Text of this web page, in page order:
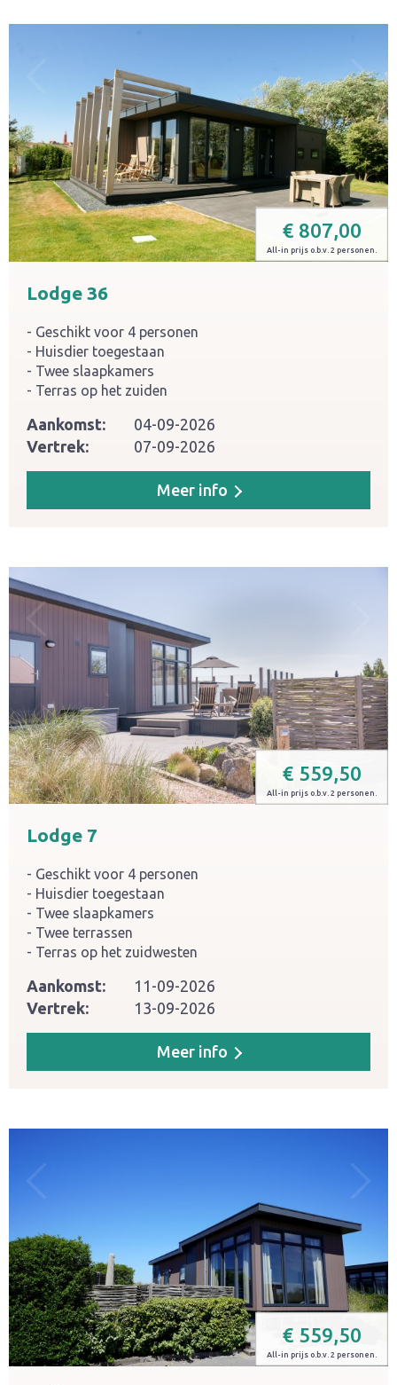
€ 559,50
All-in prijs o.b.v. 2 personen.
Lodge 7
Geschikt voor 4 personen
Huisdier toegestaan
Twee slaapkamers
Twee terrassen
Terras op het zuidwesten
Aankomst:
11-09-2026
Vertrek:
13-09-2026
Meer info
€ 559,50
All-in prijs o.b.v. 2 personen.
€ 807,00
All-in prijs o.b.v. 2 personen.
Lodge 36
Geschikt voor 4 personen
Huisdier toegestaan
Twee slaapkamers
Terras op het zuiden
Aankomst:
04-09-2026
Vertrek:
07-09-2026
Meer info